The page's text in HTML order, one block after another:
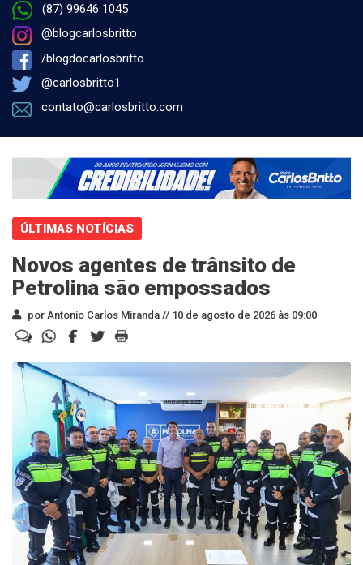
(87) 99646 1045
@blogcarlosbritto
/blogdocarlosbritto
@carlosbritto1
contato@carlosbritto.com
ÚLTIMAS NOTÍCIAS
Novos agentes de trânsito de
Petrolina são empossados
por Antonio Carlos Miranda // 10 de agosto de 2026 às 09:00